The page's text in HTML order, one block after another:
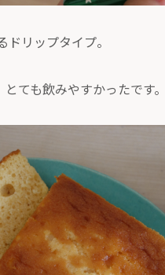
リップタイプ。
とても飲みやすかったです。